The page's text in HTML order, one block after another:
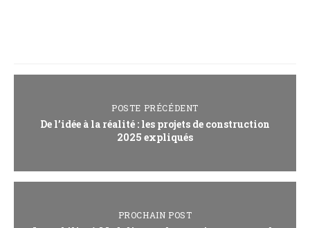
POSTE PRÉCÉDENT
De l’idée à la réalité : les projets de construction
2025 expliqués
PROCHAIN POST